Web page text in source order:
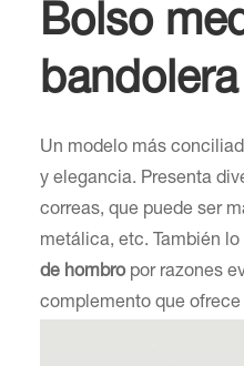
Bolso
bandolera
Un modelo más
y elegancia. Presenta
correas, que puede ser
metálica, etc. También lo
de hombropor razones
complemento que